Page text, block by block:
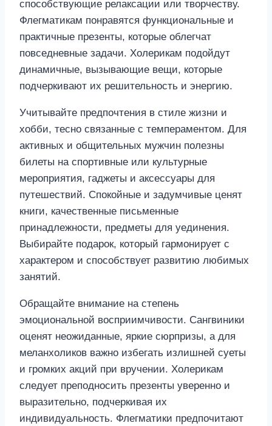
способствующие релаксации или творчеству.
Флегматикам понравятся функциональные и
практичные презенты, которые облегчат
повседневные задачи. Холерикам подойдут
динамичные, вызывающие вещи, которые
подчеркивают их решительность и энергию.
Учитывайте предпочтения в стиле жизни и
хобби, тесно связанные с темпераментом. Для
активных и общительных мужчин полезны
билеты на спортивные или культурные
мероприятия, гаджеты и аксессуары для
путешествий. Спокойные и задумчивые ценят
книги, качественные письменные
принадлежности, предметы для уединения.
Выбирайте подарок, который гармонирует с
характером и способствует развитию любимых
занятий.
Обращайте внимание на степень
эмоциональной восприимчивости. Сангвиники
оценят неожиданные, яркие сюрпризы, а для
меланхоликов важно избегать излишней суеты
и громких акций при вручении. Холерикам
следует преподносить презенты уверенно и
выразительно, подчеркивая их
индивидуальность. Флегматики предпочитают